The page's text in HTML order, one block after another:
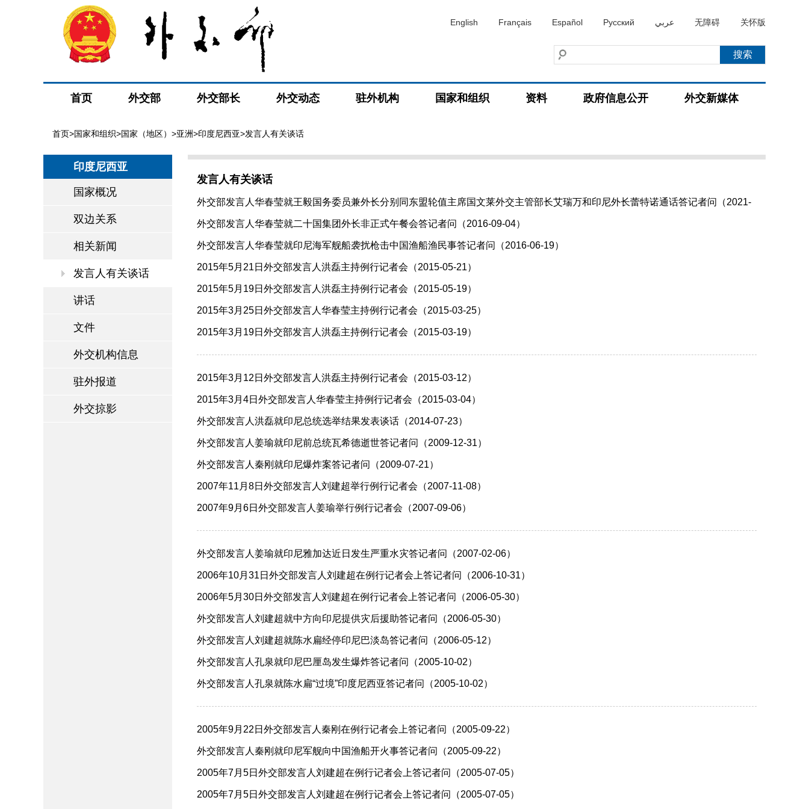
English Français Español Русский عربي 无障碍 关怀版
首页 外交部 外交部长 外交动态 驻外机构 国家和组织 资料 政府信息公开 外交新媒体
首页>国家和组织>国家（地区） >亚洲>印度尼西亚>发言人有关谈话
印度尼西亚
国家概况
双边关系
相关新闻
发言人有关谈话
讲话
文件
外交机构信息
驻外报道
外交掠影
发言人有关谈话
外交部发言人华春莹就王毅国务委员兼外长分别同东盟轮值主席国文莱外交主管部长艾瑞万和印尼外长蕾特诺通话答记者问（2021-
02-20）
外交部发言人华春莹就二十国集团外长非正式午餐会答记者问（2016-09-04）
外交部发言人华春莹就印尼海军舰船袭扰枪击中国渔船渔民事答记者问（2016-06-19）
2015年5月21日外交部发言人洪磊主持例行记者会（2015-05-21）
2015年5月19日外交部发言人洪磊主持例行记者会（2015-05-19）
2015年3月25日外交部发言人华春莹主持例行记者会（2015-03-25）
2015年3月19日外交部发言人洪磊主持例行记者会（2015-03-19）
2015年3月12日外交部发言人洪磊主持例行记者会（2015-03-12）
2015年3月4日外交部发言人华春莹主持例行记者会（2015-03-04）
外交部发言人洪磊就印尼总统选举结果发表谈话（2014-07-23）
外交部发言人姜瑜就印尼前总统瓦希德逝世答记者问（2009-12-31）
外交部发言人秦刚就印尼爆炸案答记者问（2009-07-21）
2007年11月8日外交部发言人刘建超举行例行记者会（2007-11-08）
2007年9月6日外交部发言人姜瑜举行例行记者会（2007-09-06）
外交部发言人姜瑜就印尼雅加达近日发生严重水灾答记者问（2007-02-06）
2006年10月31日外交部发言人刘建超在例行记者会上答记者问（2006-10-31）
2006年5月30日外交部发言人刘建超在例行记者会上答记者问（2006-05-30）
外交部发言人刘建超就中方向印尼提供灾后援助答记者问（2006-05-30）
外交部发言人刘建超就陈水扁经停印尼巴淡岛答记者问（2006-05-12）
外交部发言人孔泉就印尼巴厘岛发生爆炸答记者问（2005-10-02）
外交部发言人孔泉就陈水扁“过境”印度尼西亚答记者问（2005-10-02）
2005年9月22日外交部发言人秦刚在例行记者会上答记者问（2005-09-22）
外交部发言人秦刚就印尼军舰向中国渔船开火事答记者问（2005-09-22）
2005年7月5日外交部发言人刘建超在例行记者会上答记者问（2005-07-05）
2005年7月5日外交部发言人刘建超在例行记者会上答记者问（2005-07-05）